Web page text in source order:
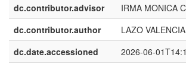
dc.contributor.advisor
IRMA MONICA
dc.contributor.author
LAZO
dc.date.accessioned
2026-06-